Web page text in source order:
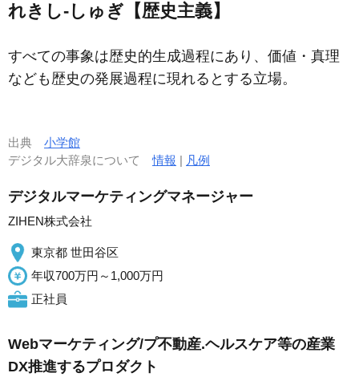
れきし‐しゅぎ【歴史主義】
すべての事象は歴史的生成過程にあり、価値・真理
なども歴史の発展過程に現れるとする立場。
出典 小学館
デジタル大辞泉について情報 | 凡例
デジタルマーケティングマネージャー
ZIHEN株式会社
東京都 世田谷区
年収700万円～1,000万円
正社員
Webマーケティング/プ不動産.ヘルスケア等の産業
DX推進するプロダクト